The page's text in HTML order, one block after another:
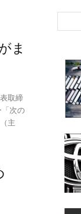
ま
取締
次の
主